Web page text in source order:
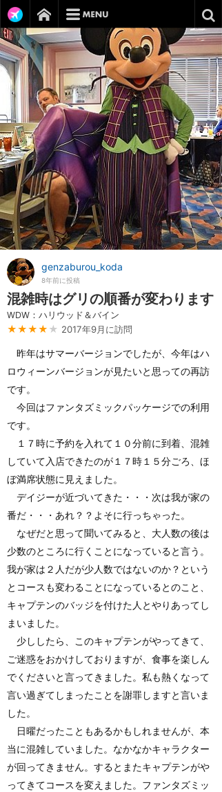
genzaburou_koda
8年前に投稿
混雑時はグリの順番が変わります
WDW：ハリウッド＆バイン
★★★★ ★ 2017年9月に訪問
昨年はサマーバージョンでしたが、今年はハ
ロウィーンバージョンが見たいと思っての再訪
です。
今回はファンタズミックパッケージでの利用
です。
１７時に予約を入れて１０分前に到着、混雑
していて入店できたのが１７時１５分ごろ、ほ
ぼ満席状態に見えました。
デイジーが近づいてきた・・・次は我が家の
番だ・・・あれ？？よそに行っちゃった。
なぜだと思って聞いてみると、大人数の後は
少数のところに行くことになっていると言う。
我が家は２人だが少人数ではないのか？という
とコースも変わることになっているとのこと、
キャプテンのバッジを付けた人とやりあってし
まいました。
少ししたら、このキャプテンがやってきて、
ご迷惑をおかけしておりますが、食事を楽しん
でくださいと言ってきました。私も熱くなって
言い過ぎてしまったことを謝罪しますと言いま
した。
日曜だったこともあるかもしれませんが、本
当に混雑していました。なかなかキャラクター
が回ってきません。するとまたキャプテンがや
ってきてコースを変えました。ファンタズミッ